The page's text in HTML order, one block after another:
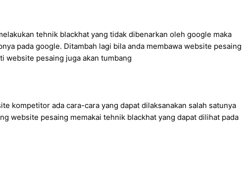
tehnik blackhat yang tidak dibenarkan oleh google maka
pada google. Ditambah lagi bila anda membawa website pesaing
website pesaing juga akan tumbang
kompetitor ada cara-cara yang dapat dilaksanakan salah satunya
website pesaing memakai tehnik blackhat yang dapat dilihat pada